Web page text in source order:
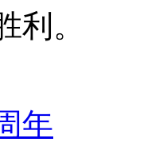
利。
年